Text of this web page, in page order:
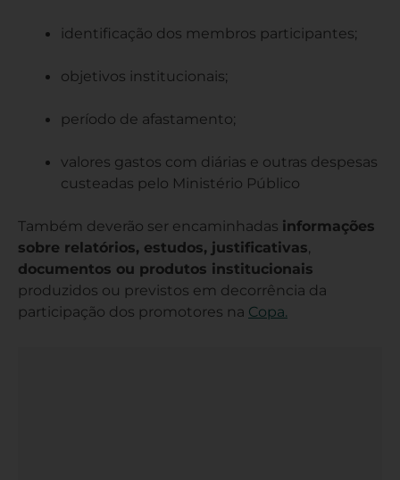
identificação dos membros participantes;
objetivos institucionais;
período de afastamento;
valores gastos com diárias e outras despesas
custeadas pelo Ministério Público
Também deverão ser encaminhadas informações
sobre relatórios, estudos, justificativas
documentos ou produtos institucionais
produzidos ou previstos em decorrência da
participação dos promotores na Copa.